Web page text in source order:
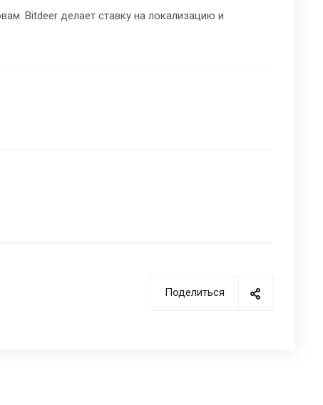
Bitdeer делает ставку на локализацию и
Поделиться